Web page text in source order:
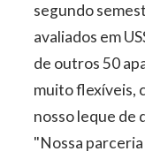
segundo
avaliados em
de outros 50
muito flexíveis,
nosso leque de
"Nossa